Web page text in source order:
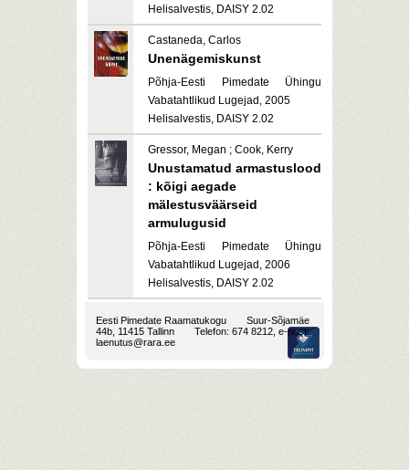
Helisalvestis, DAISY 2.02
Castaneda, Carlos
Unenägemiskunst
Põhja-Eesti Pimedate Ühingu
Vabatahtlikud Lugejad, 2005
Helisalvestis, DAISY 2.02
Gressor, Megan ; Cook, Kerry
Unustamatud armastuslood
: kõigi aegade
mälestusväärseid
armulugusid
Põhja-Eesti Pimedate Ühingu
Vabatahtlikud Lugejad, 2006
Helisalvestis, DAISY 2.02
Eesti Pimedate Raamatukogu
Suur-Sõjamäe
44b, 11415 Tallinn
Telefon: 674 8212, e-post:
laenutus@rara.ee